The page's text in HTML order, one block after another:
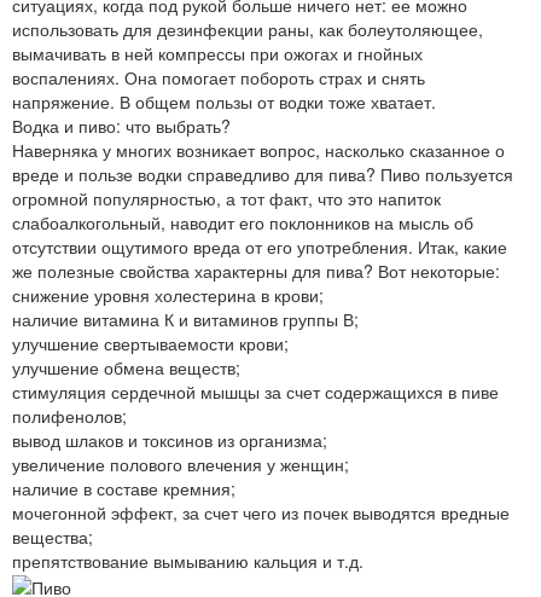
использовать для дезинфекции раны, как болеутоляющее,
вымачивать в ней компрессы при ожогах и гнойных
воспалениях. Она помогает побороть страх и снять
напряжение. В общем пользы от водки тоже хватает.
Водка и пиво: что выбрать?
Наверняка у многих возникает вопрос, насколько сказанное о
вреде и пользе водки справедливо для пива? Пиво пользуется
огромной популярностью, а тот факт, что это напиток
слабоалкогольный, наводит его поклонников на мысль об
отсутствии ощутимого вреда от его употребления. Итак, какие
же полезные свойства характерны для пива? Вот некоторые:
снижение уровня холестерина в крови;
наличие витамина К и витаминов группы В;
улучшение свертываемости крови;
улучшение обмена веществ;
стимуляция сердечной мышцы за счет содержащихся в пиве
полифенолов;
вывод шлаков и токсинов из организма;
увеличение полового влечения у женщин;
наличие в составе кремния;
мочегонной эффект, за счет чего из почек выводятся вредные
вещества;
препятствование вымыванию кальция и т.д.